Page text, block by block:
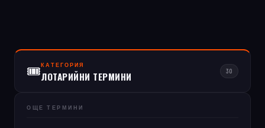
🎟КАТЕГОРИЯ
ЛОТАРИЙНИ ТЕРМИНИ 30
ОЩЕ ТЕРМИНИ